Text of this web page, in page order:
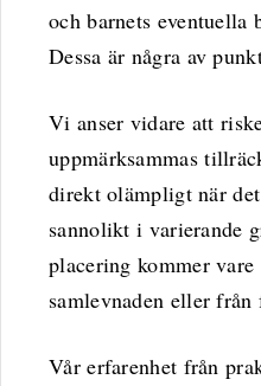
och barnets eventuella
Dessa är några av
Vi anser vidare att
uppmärksammas
direkt olämpligt när
sannolikt i varierande
placering kommer
samlevnaden eller
Vår erfarenhet från